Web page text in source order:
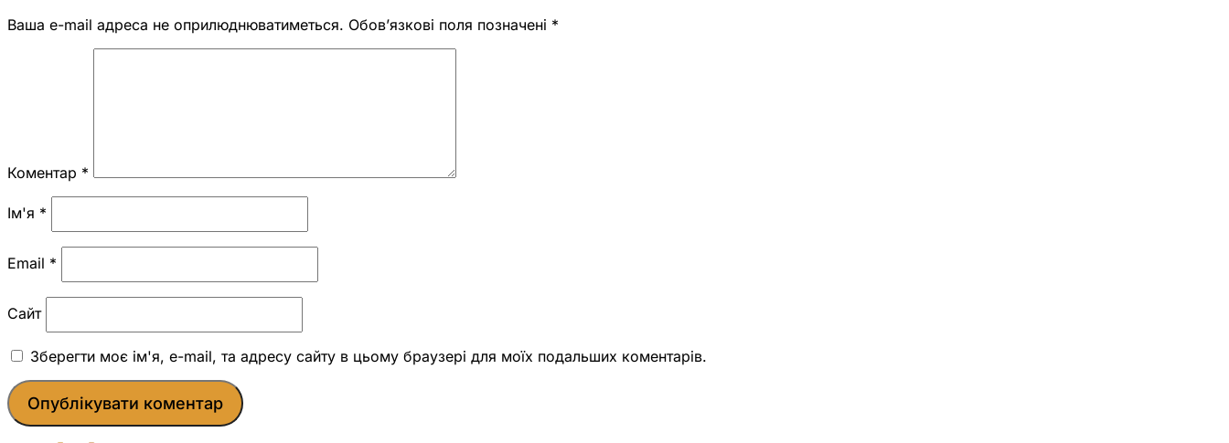
Ваша e-mail адреса не оприлюднюватиметься. Обов’язкові поля позначені *
Коментар *
Ім'я *
Email *
Сайт
Зберегти моє ім'я, e-mail, та адресу сайту в цьому браузері для моїх подальших коментарів.